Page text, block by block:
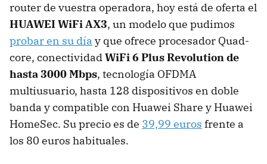
router de vuestra operadora, hoy está de oferta el
HUAWEI WiFi AX3, un modelo que pudimos
probar en su día y que ofrece procesador Quad-
core, conectividadWiFi 6 Plus Revolution de
hasta 3000 Mbps, tecnología OFDMA
multiusuario, hasta 128 dispositivos en doble
banda y compatible con Huawei Share y Huawei
HomeSec. Su precio es de 39,99 euros frente a
los 80 euros habituales.